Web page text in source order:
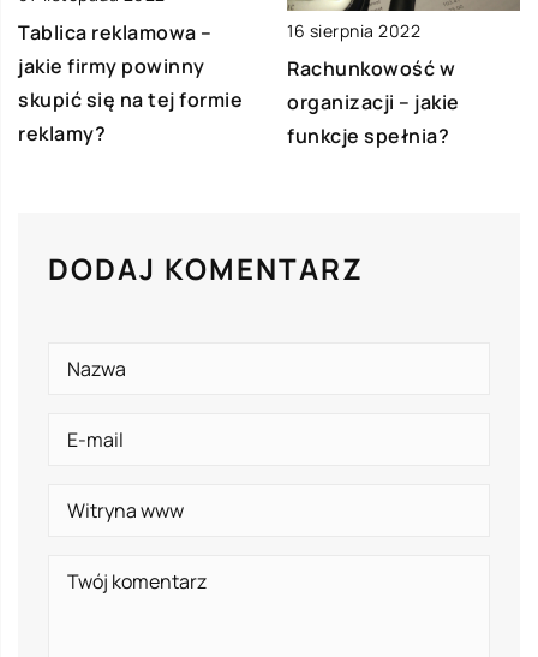
Tablica reklamowa –
jakie firmy powinny
skupić się na tej formie
reklamy?
16 sierpnia 2022
Rachunkowość w
organizacji – jakie
funkcje spełnia?
DODAJ KOMENTARZ